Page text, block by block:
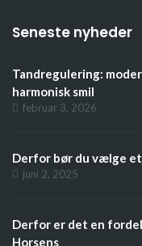
Seneste nyheder
Tandregulering:
harmonisk smil
februar 3, 2026
Derfor bør du vælge
juni 2, 2025
Derfor er det en
Horsens